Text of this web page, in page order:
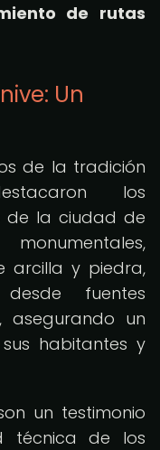
de rutas
Un
de la tradición
los
de la ciudad de
arcilla y piedra,
fuentes
asegurando un
habitantes y
un testimonio
técnica de los